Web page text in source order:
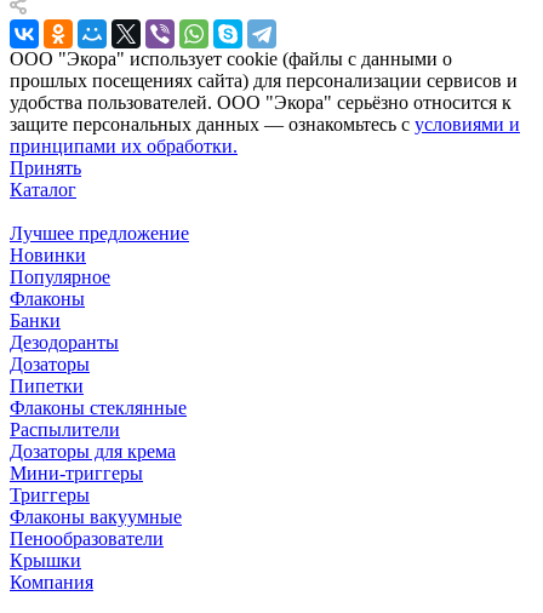
ООО "Экора" использует cookie (файлы с данными о
прошлых посещениях сайта) для персонализации сервисов и
удобства пользователей. ООО "Экора" серьёзно относится к
защите персональных данных — ознакомьтесь с условиями и
принципами их обработки.
Принять
Каталог
Лучшее предложение
Новинки
Популярное
Флаконы
Банки
Дезодоранты
Дозаторы
Пипетки
Флаконы стеклянные
Распылители
Дозаторы для крема
Мини-триггеры
Триггеры
Флаконы вакуумные
Пенообразователи
Крышки
Компания